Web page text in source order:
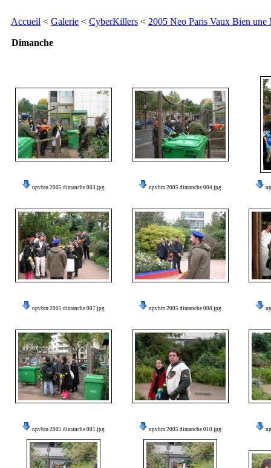
Accueil < Galerie < CyberKillers < 2005 Neo Paris Vaux Bien une
Dimanche
npvbm 2005 dimanche 003.jpg npvbm 2005 dimanche 004.jpg
npvbm 2005 dimanche 007.jpg npvbm 2005 dimanche 008.jpg
npvbm 2005 dimanche 001.jpg npvbm 2005 dimanche 010.jpg